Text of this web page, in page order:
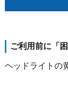
ご利用前に「
ヘッドライトの